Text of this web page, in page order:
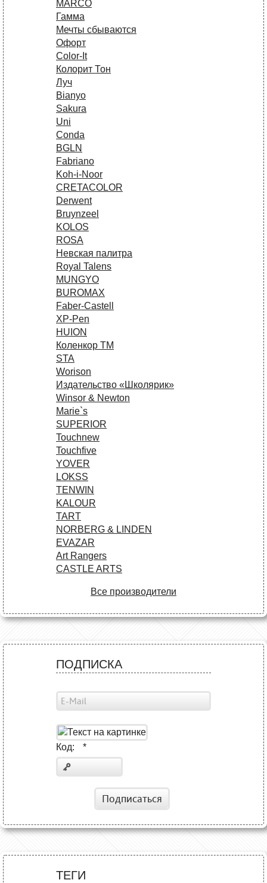
MARCO
Гамма
Мечты сбываются
Офорт
Сolor-It
Колорит Тон
Луч
Bianyo
Sakura
Uni
Conda
BGLN
Fabriano
Koh-i-Noor
CRETACOLOR
Derwent
Bruynzeel
KOLOS
ROSA
Невская палитра
Royal Talens
MUNGYO
BUROMAX
Faber-Castell
XP-Pen
HUION
Коленкор ТМ
STA
Worison
Издательство «Школярик»
Winsor & Newton
Marie`s
SUPERIOR
Touchnew
Touchfive
YOVER
LOKSS
TENWIN
KALOUR
TART
NORBERG & LINDEN
EVAZAR
Art Rangers
CASTLE ARTS
Все производители
ПОДПИСКА
Код: *
Подписаться
ТЕГИ